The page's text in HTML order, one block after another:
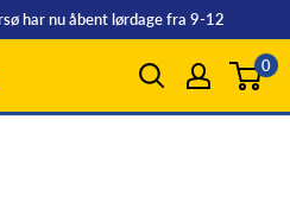
har nu åbent lørdage fra 9-12
0